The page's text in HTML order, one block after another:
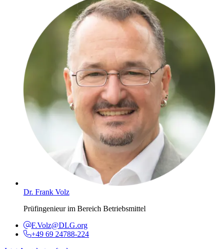
Dr. Frank Volz
Prüfingenieur im Bereich Betriebsmittel
F.Volz@DLG.org
+49 69 24788-224